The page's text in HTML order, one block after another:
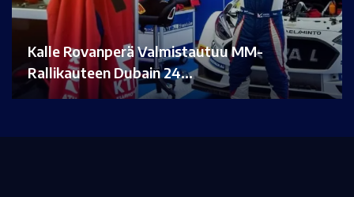
Kalle Rovanperä Valmistautuu MM-
Rallikauteen Dubain 24…